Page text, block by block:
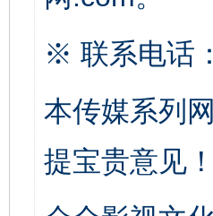
※ 联系电话
本传媒系列
提宝贵意见